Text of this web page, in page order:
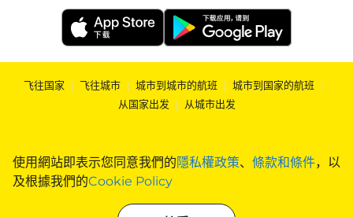
使用網站即表示您同意我們的隱私權政策、 條款和條件，以
及根據我們的Cookie Policy
飞往国家 | 飞往城市 | 城市到城市的航班 | 城市到国家的航班 |
从国家出发 | 从城市出发